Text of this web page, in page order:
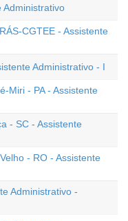
Administrativo
CGTEE - Assistente
Administrativo - I
Miri - PA - Assistente
- SC - Assistente
- RO - Assistente
Administrativo -